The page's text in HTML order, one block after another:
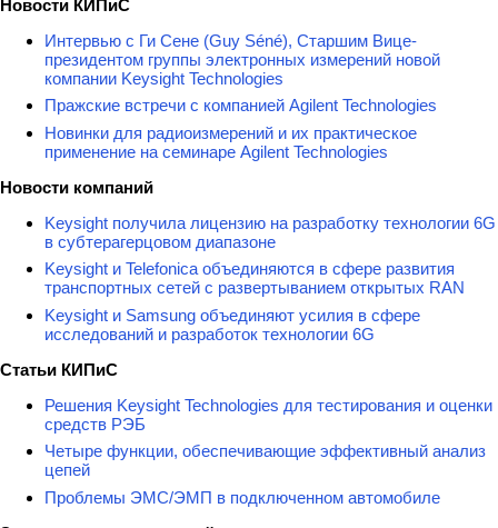
Новости КИПиС
Интервью с Ги Сене (Guy Séné), Старшим Вице-
президентом группы электронных измерений новой
компании Keysight Technologies
Пражские встречи с компанией Agilent Technologies
Новинки для радиоизмерений и их практическое
применение на семинаре Agilent Technologies
Новости компаний
Keysight получила лицензию на разработку технологии 6G
в субтерагерцовом диапазоне
Keysight и Telefonica объединяются в сфере развития
транспортных сетей с развертыванием открытых RAN
Keysight и Samsung объединяют усилия в сфере
исследований и разработок технологии 6G
Статьи КИПиС
Решения Keysight Technologies для тестирования и оценки
средств РЭБ
Четыре функции, обеспечивающие эффективный анализ
цепей
Проблемы ЭМС/ЭМП в подключенном автомобиле